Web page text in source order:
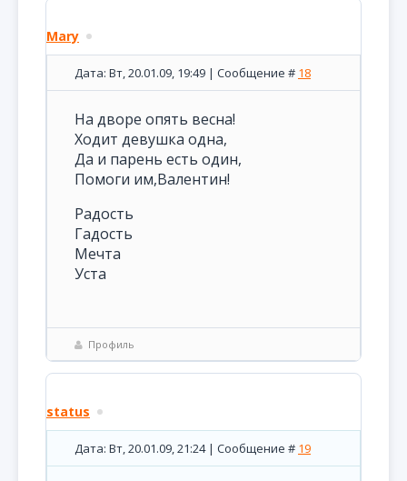
Mary
Дата: Вт, 20.01.09, 19:49 | Сообщение # 18
На дворе опять весна!
Ходит девушка одна,
Да и парень есть один,
Помоги им,Валентин!
Радость
Гадость
Мечта
Уста
Профиль
status
Дата: Вт, 20.01.09, 21:24 | Сообщение # 19